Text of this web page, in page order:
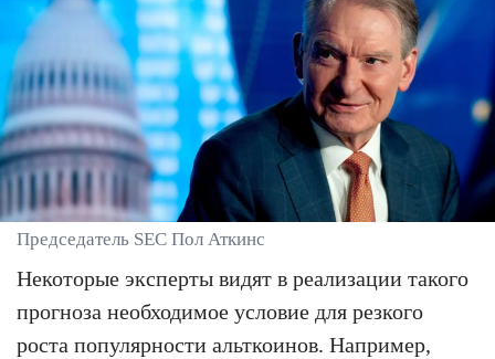
Председатель SEC Пол Аткинс
Некоторые эксперты видят в реализации такого
прогноза необходимое условие для резкого
роста популярности альткоинов. Например,